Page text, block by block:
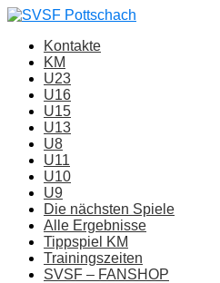
Kontakte
KM
U23
U16
U15
U13
U8
U11
U10
U9
Die nächsten Spiele
Alle Ergebnisse
Tippspiel KM
Trainingszeiten
SVSF – FANSHOP